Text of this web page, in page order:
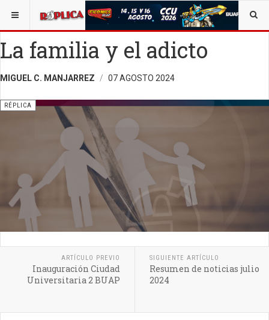
ESTÁ AQUÍ: TECNOLOGÍA OPINIÓN RÉPLICA
La familia y el adicto
MIGUEL C. MANJARREZ 07 AGOSTO 2024
RÉPLICA
ARTÍCULO PREVIO
Inauguración Ciudad
Universitaria 2 BUAP
SIGUIENTE ARTÍCULO
Resumen de noticias julio
2024